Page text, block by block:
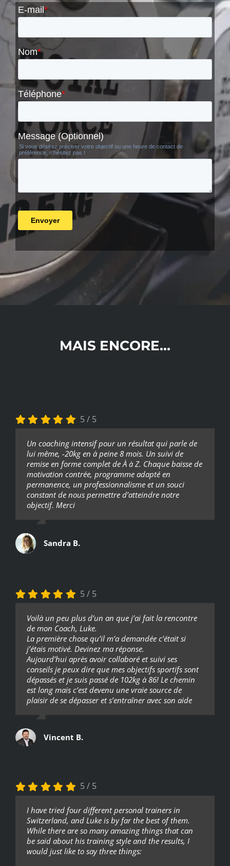
MAIS ENCORE…
5/ 5
Un coaching intensif pour un résultat qui parle de
lui même, -20kg en à peine 8 mois. Un suivi de
remise en forme complet de À à Z. Chaque baisse de
motivation contrée, programme adapté en
permanence, un professionnalisme et un souci
constant de nous permettre d’atteindre notre
objectif. Merci
Sandra B.
5/ 5
Voilà un peu plus d’un an que j’ai fait la rencontre
de mon Coach, Luke.
La première chose qu’il m’a demandée c’était si
j’étais motivé. Devinez ma réponse.
Aujourd’hui après avoir collaboré et suivi ses
conseils je peux dire que mes objectifs sportifs sont
dépassés et je suis passé de 102kg à 86! Le chemin
est long mais c’est devenu une vraie source de
plaisir de se dépasser et s’entraîner avec son aide
Vincent B.
5/ 5
I have tried four different personal trainers in
Switzerland, and Luke is by far the best of them.
While there are so many amazing things that can
be said about his training style and the results, I
would just like to say three things: